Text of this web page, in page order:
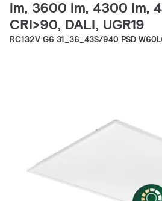
lm, 3600 lm, 4300 lm,
CRI>90, DALI, UGR19
RC132V G6 31_36_43S/940 PSD